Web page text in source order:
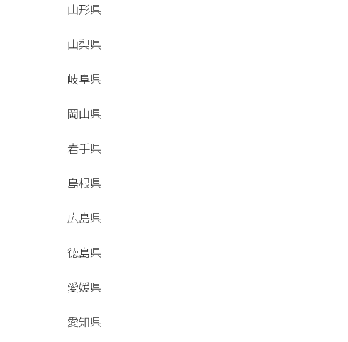
山形県
山梨県
岐阜県
岡山県
岩手県
島根県
広島県
徳島県
愛媛県
愛知県